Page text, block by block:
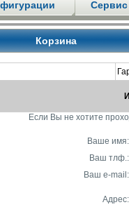
Сервис
Корзина
Если Вы не хотите
Ваше имя:
Ваш тлф.:
Ваш e-mail:
Адрес: